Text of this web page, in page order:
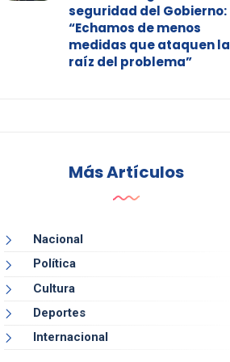
seguridad del Gobierno:
“Echamos de menos
medidas que ataquen la
raíz del problema”
Más Artículos
Nacional
Política
Cultura
Deportes
Internacional